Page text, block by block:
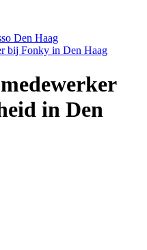
Den Haag
bij Fonky in Den Haag
in Den